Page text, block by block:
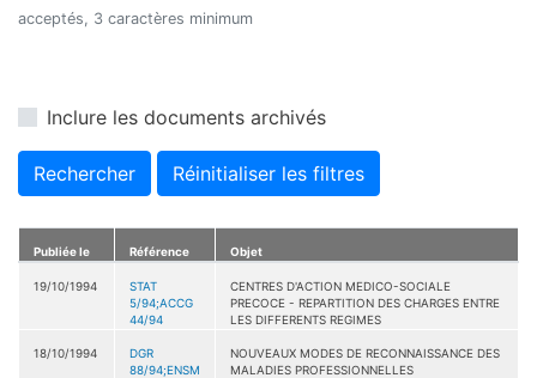
acceptés, 3 caractères minimum
Inclure les documents archivés
Rechercher Réinitialiser les filtres
Publiée le Référence Objet
19/10/1994
STAT
5/94;ACCG
44/94
CENTRES D'ACTION MEDICO-SOCIALE
PRECOCE - REPARTITION DES CHARGES ENTRE
LES DIFFERENTS REGIMES
18/10/1994
DGR
88/94;ENSM
NOUVEAUX MODES DE RECONNAISSANCE DES
MALADIES PROFESSIONNELLES